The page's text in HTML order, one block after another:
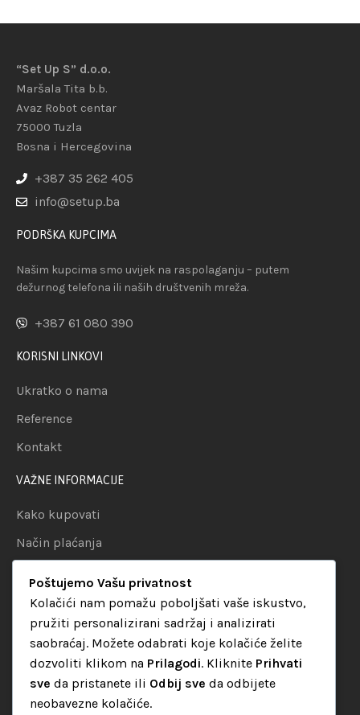
“Set Up S” d.o.o.
Maršala Tita b.b.
Avaz Robot centar
75000 Tuzla
Bosna i Hercegovina
+387 35 262 405
info@setup.ba
PODRŠKA KUPCIMA
Našim kupcima smo uvijek na raspolaganju – putem
dežurnog telefona ili naših društvenih mreža.
+387 61 080 390
KORISNI LINKOVI
Ukratko o nama
Reference
Kontakt
VAŽNE INFORMACIJE
Kako kupovati
Način plaćanja
Politika privatnosti
KATEGORIJE
Audio oprema
LED dekorativna rasvjeta
Poštujemo Vašu privatnost
Kolačići nam pomažu poboljšati vaše iskustvo,
pružiti personalizirani sadržaj i analizirati
saobraćaj. Možete odabrati koje kolačiće želite
dozvoliti klikom na Prilagodi. Kliknite Prihvati
sve da pristanete ili Odbij sve da odbijete
neobavezne kolačiće.